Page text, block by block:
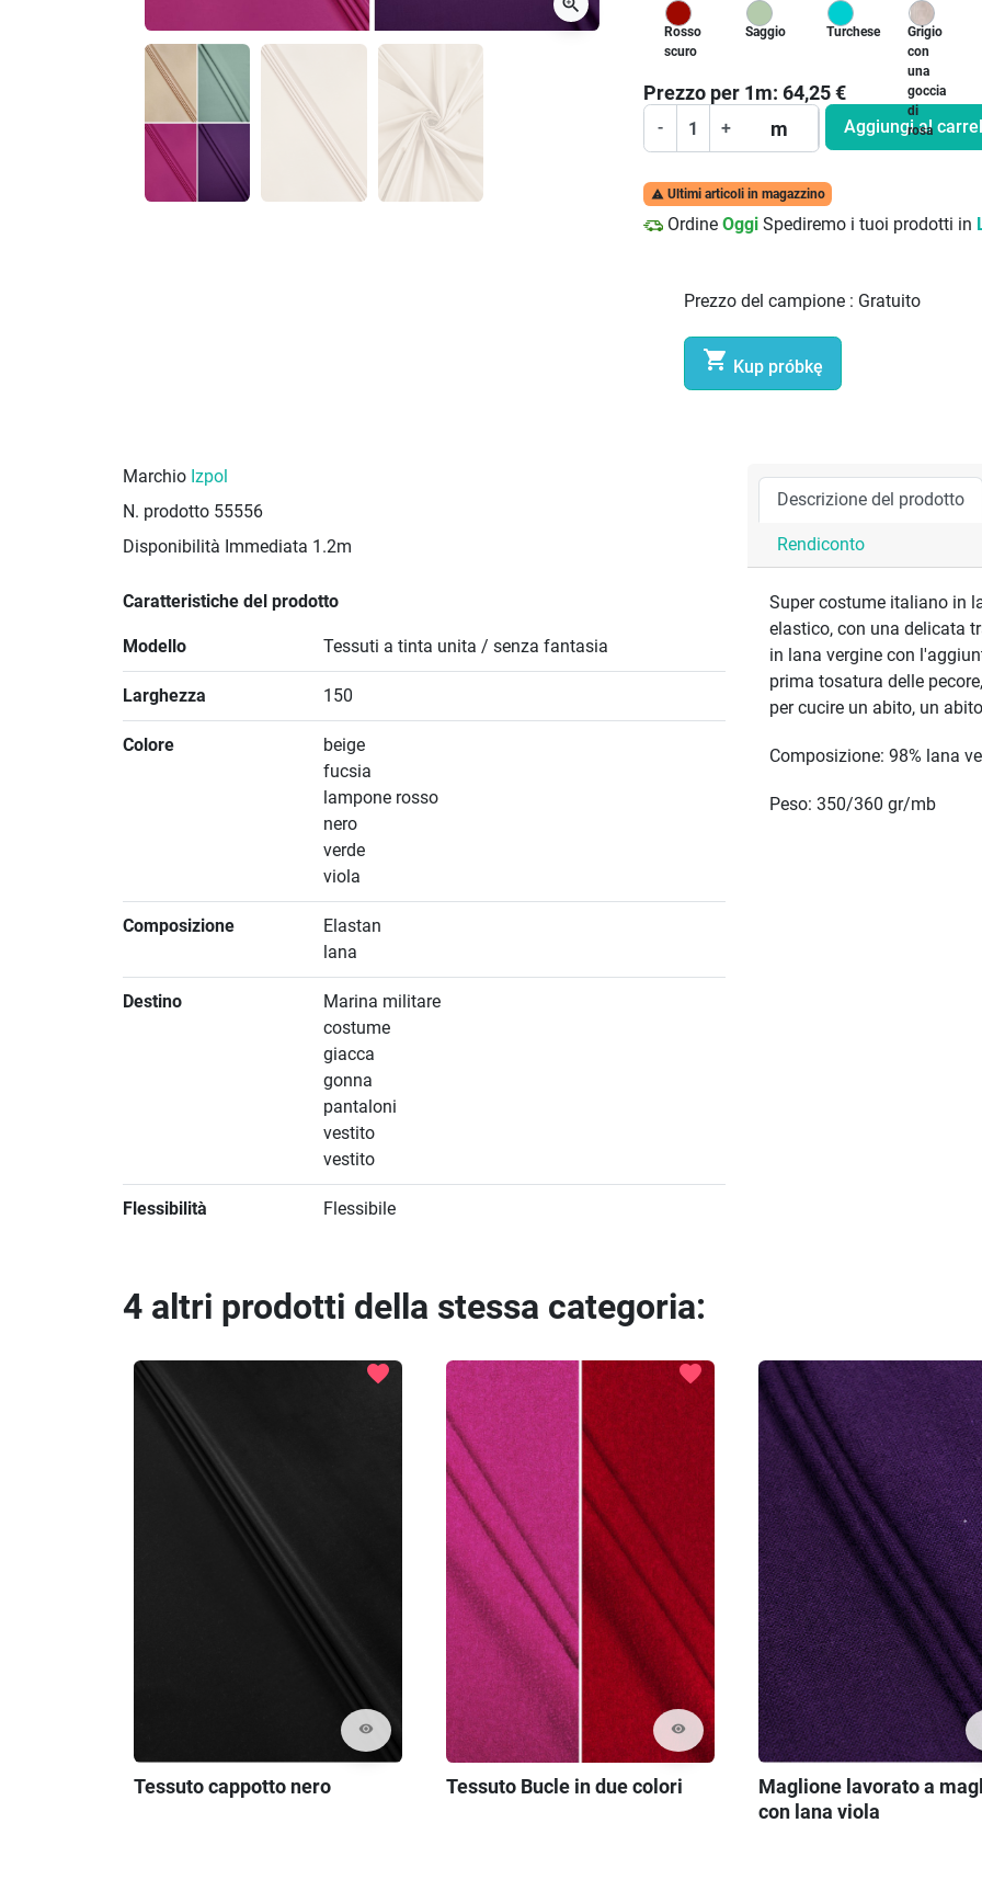
Rosso
scuro
Saggio Turchese
Grigio
con
una
goccia
di
rosa
Prezzo per 1m: 64,25€
- + m Aggiungi al
 Ultimi articoli in magazzino
Ordine Oggi Spediremo i tuoi prodotti in
Prezzo del campione : Gratuito
 Kup próbkę
Marchio Izpol
N. prodotto 55556
Disponibilità Immediata 1.2m
Caratteristiche del prodotto
Modello Tessuti a tinta unita / senza fantasia
Larghezza 150
Colore
beige
fucsia
lampone rosso
nero
verde
viola
Composizione
Elastan
lana
Destino
Marina militare
costume
giacca
gonna
pantaloni
vestito
vestito
Flessibilità Flessibile
Descrizione del prodotto
Rendiconto
Super costume italiano in
elastico, con una delicata
in lana vergine con
prima tosatura delle
per cucire un abito, un
Composizione: 98% lana
Peso: 350/360 gr/mb
4 altri prodotti della stessa categoria:
visibility
favorite
Tessuto cappotto nero
visibility
favorite
Tessuto Bucle in due colori
Maglione lavorato a
con lana viola